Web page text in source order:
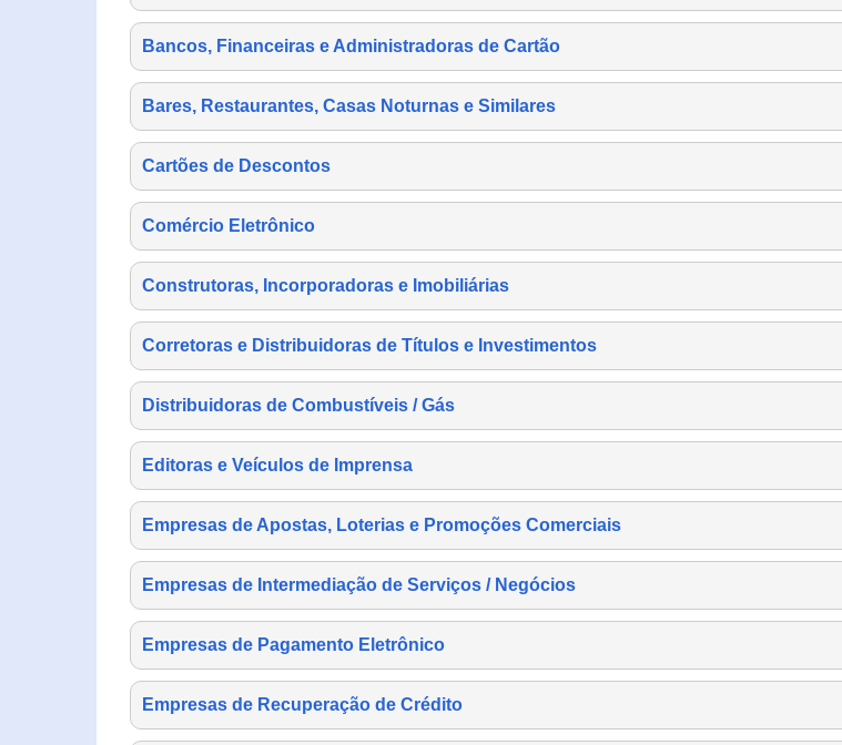
Bancos, Financeiras e Administradoras de Cartão
Bares, Restaurantes, Casas Noturnas e Similares
Cartões de Descontos
Comércio Eletrônico
Construtoras, Incorporadoras e Imobiliárias
Corretoras e Distribuidoras de Títulos e Investimentos
Distribuidoras de Combustíveis / Gás
Editoras e Veículos de Imprensa
Empresas de Apostas, Loterias e Promoções Comerciais
Empresas de Intermediação de Serviços / Negócios
Empresas de Pagamento Eletrônico
Empresas de Recuperação de Crédito